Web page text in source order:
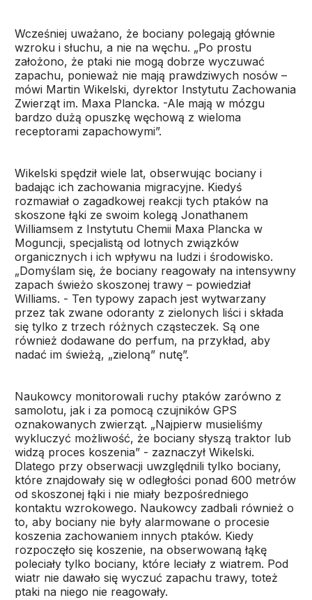
Wcześniej uważano, że bociany polegają głównie
wzroku i słuchu, a nie na węchu. „Po prostu
założono, że ptaki nie mogą dobrze wyczuwać
zapachu, ponieważ nie mają prawdziwych nosów –
mówi Martin Wikelski, dyrektor Instytutu Zachowania
Zwierząt im. Maxa Plancka. -Ale mają w mózgu
bardzo dużą opuszkę węchową z wieloma
receptorami zapachowymi”.
Wikelski spędził wiele lat, obserwując bociany i
badając ich zachowania migracyjne. Kiedyś
rozmawiał o zagadkowej reakcji tych ptaków na
skoszone łąki ze swoim kolegą Jonathanem
Williamsem z Instytutu Chemii Maxa Plancka w
Moguncji, specjalistą od lotnych związków
organicznych i ich wpływu na ludzi i środowisko.
„Domyślam się, że bociany reagowały na intensywny
zapach świeżo skoszonej trawy – powiedział
Williams. - Ten typowy zapach jest wytwarzany
przez tak zwane odoranty z zielonych liści i składa
się tylko z trzech różnych cząsteczek. Są one
również dodawane do perfum, na przykład, aby
nadać im świeżą, „zieloną” nutę”.
Naukowcy monitorowali ruchy ptaków zarówno z
samolotu, jak i za pomocą czujników GPS
oznakowanych zwierząt. „Najpierw musieliśmy
wykluczyć możliwość, że bociany słyszą traktor lub
widzą proces koszenia” - zaznaczył Wikelski.
Dlatego przy obserwacji uwzględnili tylko bociany,
które znajdowały się w odległości ponad 600 metrów
od skoszonej łąki i nie miały bezpośredniego
kontaktu wzrokowego. Naukowcy zadbali również o
to, aby bociany nie były alarmowane o procesie
koszenia zachowaniem innych ptaków. Kiedy
rozpoczęło się koszenie, na obserwowaną łąkę
poleciały tylko bociany, które leciały z wiatrem. Pod
wiatr nie dawało się wyczuć zapachu trawy, toteż
ptaki na niego nie reagowały.